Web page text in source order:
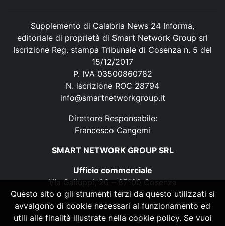
Supplemento di Calabria News 24 Informa,
editoriale di proprietà di Smart Network Group srl
Iscrizione Reg. stampa Tribunale di Cosenza n. 5 del
15/12/2017
P. IVA 03500860782
N. iscrizione ROC 28794
info@smartnetworkgroup.it
Direttore Responsabile:
Francesco Cangemi
SMART NETWORK GROUP SRL
Ufficio commerciale
Via Galluppi, 26 – 87100 Cosenza
P. IVA 03500860782
N. iscrizione ROC 28794
info@smartnetworkgroup.it
Questo sito o gli strumenti terzi da questo utilizzati si
avvalgono di cookie necessari al funzionamento ed
utili alle finalità illustrate nella cookie policy. Se vuoi